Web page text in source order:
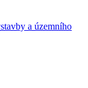
a územního